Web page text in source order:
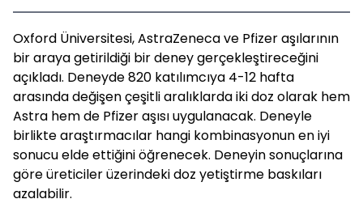
Oxford Üniversitesi, AstraZeneca ve Pfizer aşılarının
bir araya getirildiği bir deney gerçekleştireceğini
açıkladı. Deneyde 820 katılımcıya 4-12 hafta
arasında değişen çeşitli aralıklarda iki doz olarak hem
Astra hem de Pfizer aşısı uygulanacak. Deneyle
birlikte araştırmacılar hangi kombinasyonun en iyi
sonucu elde ettiğini öğrenecek. Deneyin sonuçlarına
göre üreticiler üzerindeki doz yetiştirme baskıları
azalabilir.